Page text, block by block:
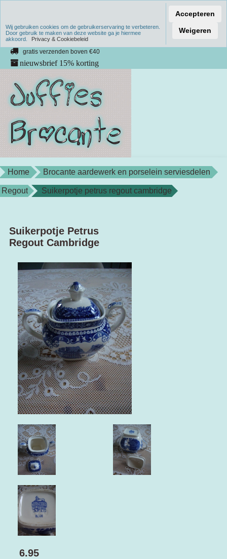
Verzenden binnen 1 werkdag
unieke producten
gratis verzenden boven €40
nieuwsbrief 15% korting
Home Brocante aardewerk en porselein serviesdelen
Regout Suikerpotje petrus regout cambridge
Suikerpotje Petrus
Regout Cambridge
6.95
Wij gebruiken cookies om de gebruikerservaring te verbeteren.
Door gebruik te maken van deze website ga je hiermee
akkoord.
Privacy & Cookiebeleid
Accepteren
Weigeren